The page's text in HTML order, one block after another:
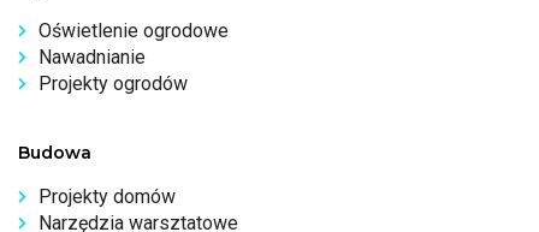
Oświetlenie ogrodowe
Nawadnianie
Projekty ogrodów
Budowa
Projekty domów
Narzędzia warsztatowe